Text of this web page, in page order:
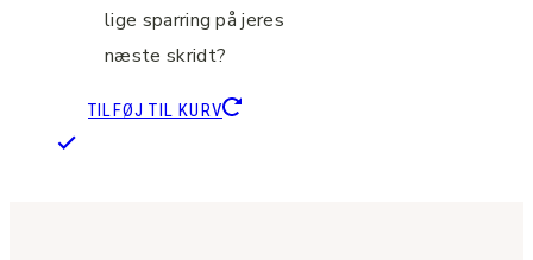
lige sparring på jeres
næste skridt?
TILFØJ TIL KURV